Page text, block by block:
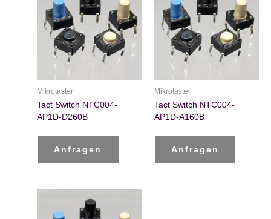
Mikrotaster
Tact Switch NTC004-
AP1D-D260B
Anfragen
Mikrotaster
Tact Switch NTC004-
AP1D-A160B
Anfragen